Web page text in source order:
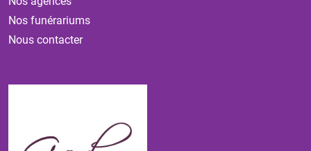
Nos funérariums
Nous contacter